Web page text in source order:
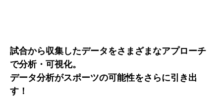
試合から収集したデータをさまざまなアプローチ
で分析・可視化。
データ分析がスポーツの可能性をさらに引き出
す！